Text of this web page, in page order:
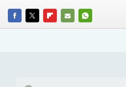
FACEBOOKTWITTERFLIPBOARD
E-
WHATSAPP